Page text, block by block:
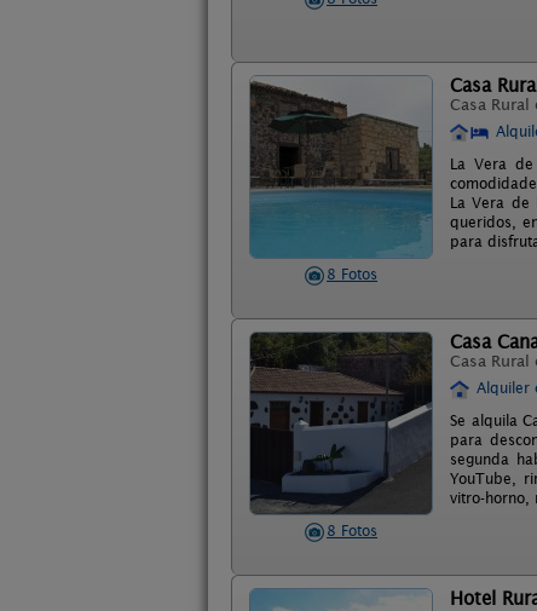
8 Fotos
Casa
Casa Rural
La Vera
La Vera de
queridos,
para
8 Fotos
Casa
Casa Rural
Alquiler
Se alquila
para
segunda
YouTube,
vitro-horno,
Hotel